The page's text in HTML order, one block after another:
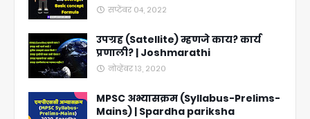
सप्टेंबर ०४, २०२२
उपग्रह (Satellite) म्हणजे काय? कार्य
प्रणाली? | Joshmarathi
नोव्हेंबर १३, २०२०
MPSC अभ्यासक्रम (Syllabus-Prelims-
Mains) | Spardha pariksha